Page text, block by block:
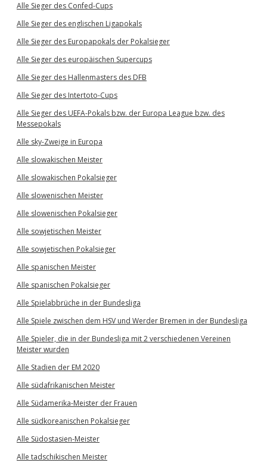
Alle Sieger des Confed-Cups
Alle Sieger des englischen Ligapokals
Alle Sieger des Europapokals der Pokalsieger
Alle Sieger des europäischen Supercups
Alle Sieger des Hallenmasters des DFB
Alle Sieger des Intertoto-Cups
Alle Sieger des UEFA-Pokals bzw. der Europa League bzw. des
Messepokals
Alle sky-Zweige in Europa
Alle slowakischen Meister
Alle slowakischen Pokalsieger
Alle slowenischen Meister
Alle slowenischen Pokalsieger
Alle sowjetischen Meister
Alle sowjetischen Pokalsieger
Alle spanischen Meister
Alle spanischen Pokalsieger
Alle Spielabbrüche in der Bundesliga
Alle Spiele zwischen dem HSV und Werder Bremen in der Bundesliga
Alle Spieler, die in der Bundesliga mit 2 verschiedenen Vereinen
Meister wurden
Alle Stadien der EM 2020
Alle südafrikanischen Meister
Alle Südamerika-Meister der Frauen
Alle südkoreanischen Pokalsieger
Alle Südostasien-Meister
Alle tadschikischen Meister